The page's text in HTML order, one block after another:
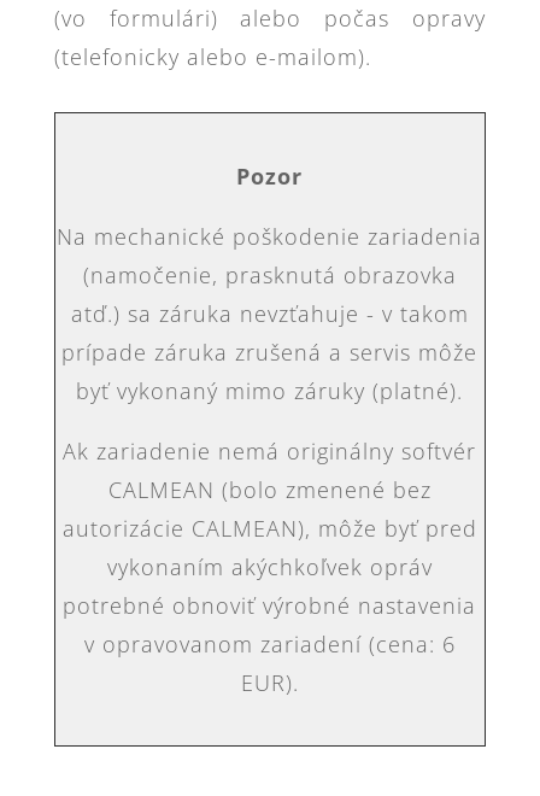
(vo formulári) alebo počas opravy
(telefonicky alebo e-mailom).
Pozor
Na mechanické poškodenie zariadenia
(namočenie, prasknutá obrazovka
atď.) sa záruka nevzťahuje - v takom
prípade záruka zrušená a servis môže
byť vykonaný mimo záruky (platné).
Ak zariadenie nemá originálny softvér
CALMEAN (bolo zmenené bez
autorizácie CALMEAN), môže byť pred
vykonaním akýchkoľvek opráv
potrebné obnoviť výrobné nastavenia
v opravovanom zariadení (cena: 6
EUR).